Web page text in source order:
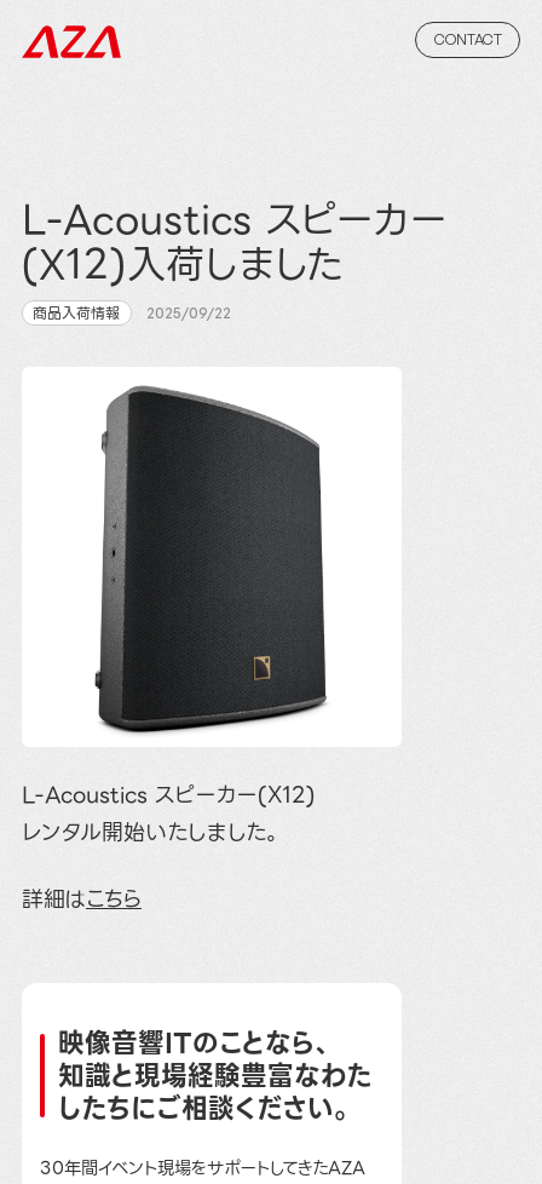
CONTACT
L-Acoustics スピーカー
(X12)入荷しました
商品入荷情報 2025/09/22
L-Acoustics スピーカー(X12)
レンタル開始いたしました。
詳細はこちら
映像音響ITのことなら、
知識と現場経験豊富なわた
したちにご相談ください。
30年間イベント現場をサポートしてきたAZA